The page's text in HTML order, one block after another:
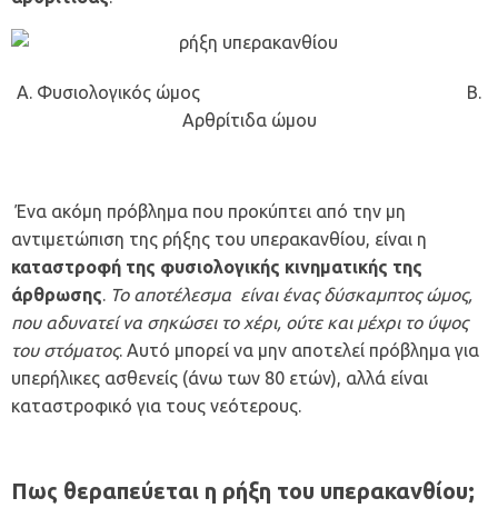
Α. Φυσιολογικός ώμος Β.
Αρθρίτιδα ώμου
Ένα ακόμη πρόβλημα που προκύπτει από την μη
αντιμετώπιση της ρήξης του υπερακανθίου, είναι η
καταστροφή της φυσιολογικής κινηματικής της
άρθρωσης. Το αποτέλεσμα είναι ένας δύσκαμπτος ώμος,
που αδυνατεί να σηκώσει το χέρι, ούτε και μέχρι το ύψος
του στόματος. Αυτό μπορεί να μην αποτελεί πρόβλημα για
υπερήλικες ασθενείς (άνω των 80 ετών), αλλά είναι
καταστροφικό για τους νεότερους.
Πως θεραπεύεται η ρήξη του υπερακανθίου;